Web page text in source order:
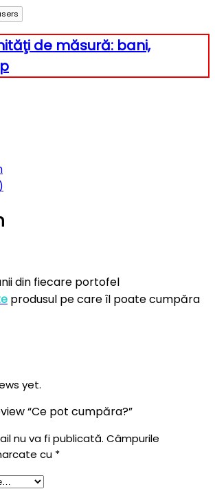
de măsură: bani,
din fiecare portofel
produsul pe care îl poate cumpăra
yet.
“Ce pot cumpăra?”
nu va fi publicată. Câmpurile
cu *